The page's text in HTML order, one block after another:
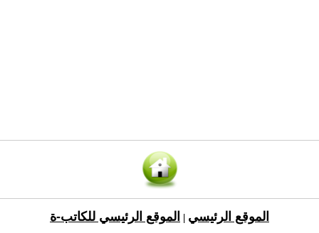
الموقع الرئيسي الموقع الرئيسي للكاتب-ة